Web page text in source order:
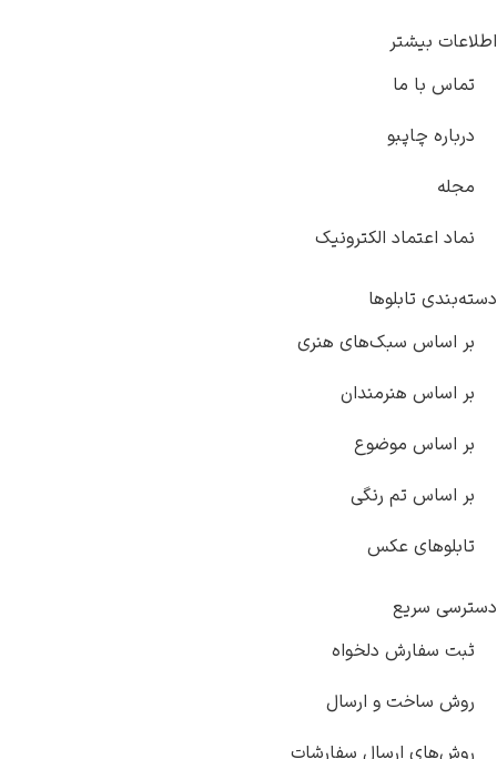
اطلاعات بیشتر
تماس با ما
درباره چاپبو
مجله
نماد اعتماد الکترونیک
دسته‌بندی تابلوها
بر اساس سبک‌های هنری
بر اساس هنرمندان
بر اساس موضوع
بر اساس تم رنگی
تابلوهای عکس
دسترسی سریع
ثبت سفارش دلخواه
روش ساخت و ارسال